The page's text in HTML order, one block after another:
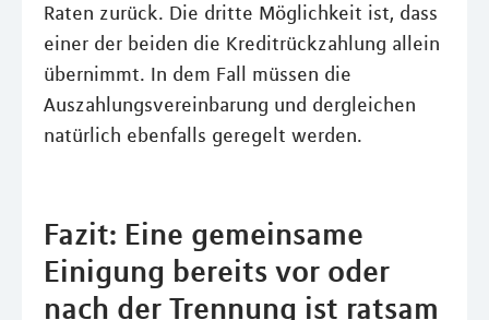
Raten zurück. Die dritte Möglichkeit ist, dass
einer der beiden die Kreditrückzahlung allein
übernimmt. In dem Fall müssen die
Auszahlungsvereinbarung und dergleichen
natürlich ebenfalls geregelt werden.
Fazit: Eine gemeinsame
Einigung bereits vor oder
nach der Trennung ist ratsam